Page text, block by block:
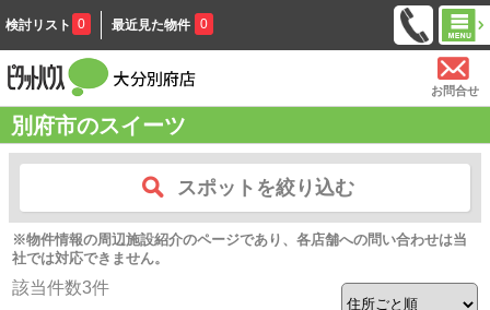
検討リスト 0 最近見た物件 0
お問合せ
別府市のスイーツ
スポットを絞り込む
※物件情報の周辺施設紹介のページであり、各店舗への問い合わせは当
社では対応できません。
該当件数3件